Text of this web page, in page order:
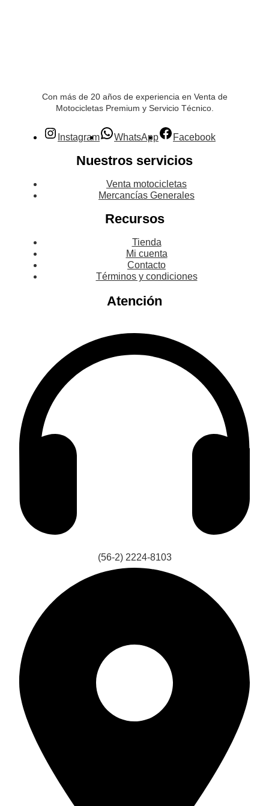
Con más de 20 años de experiencia en Venta de
Motocicletas Premium y Servicio Técnico.
Instagram WhatsApp Facebook
Nuestros servicios
Venta motocicletas
Mercancías Generales
Recursos
Tienda
Mi cuenta
Contacto
Términos y condiciones
Atención
(56-2) 2224-8103